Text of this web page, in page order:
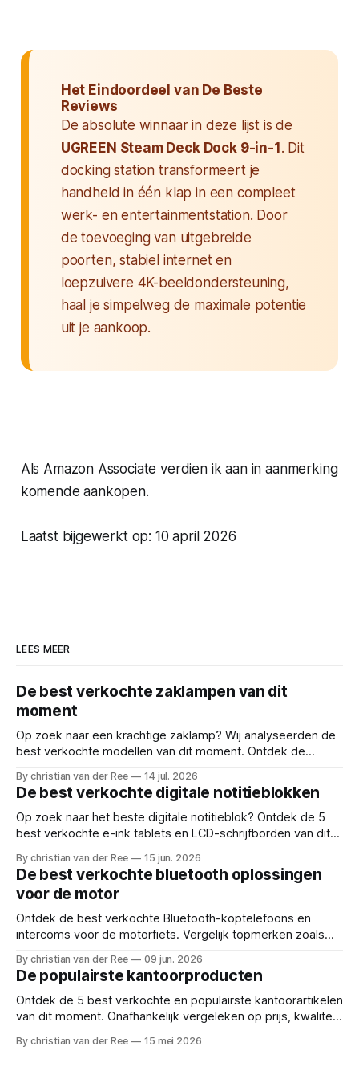
Het Eindoordeel van De Beste
Reviews
De absolute winnaar in deze lijst is de
UGREEN Steam Deck Dock 9-in-1. Dit
docking station transformeert je
handheld in één klap in een compleet
werk- en entertainmentstation. Door
de toevoeging van uitgebreide
poorten, stabiel internet en
loepzuivere 4K-beeldondersteuning,
haal je simpelweg de maximale potentie
uit je aankoop.
Als Amazon Associate verdien ik aan in aanmerking
komende aankopen.
Laatst bijgewerkt op: 10 april 2026
LEES MEER
De best verkochte zaklampen van dit
moment
Op zoek naar een krachtige zaklamp? Wij analyseerden de
best verkochte modellen van dit moment. Ontdek de
voor: oplaadbare led lamp, looplamp, zaklamp kopen,
krachtige zaklantaarn, tactische zaklamp, beste survival
lamp, uv licht urine detector,
By christian van der Ree 14 jul. 2026
De best verkochte digitale notitieblokken
Op zoek naar het beste digitale notitieblok? Ontdek de 5
best verkochte e-ink tablets en LCD-schrijfborden van dit
deals voor: digitaal notitieblok, e-ink tablet, elektronisch
schrijfblok, digitaal notitieboek, herbruikbaar notitieboek,
pape
By christian van der Ree 15 jun. 2026
De best verkochte bluetooth oplossingen
voor de motor
Ontdek de best verkochte Bluetooth-koptelefoons en
intercoms voor de motorfiets. Vergelijk topmerken zoals
Reviews en deals voor: motor intercom, bluetooth
motorheadset, motor communicatiesysteem, beste motor
headset, cardo spirit, ejeas v6 pro, lex
By christian van der Ree 09 jun. 2026
De populairste kantoorproducten
Ontdek de 5 best verkochte en populairste kantoorartikelen
van dit moment. Onafhankelijk vergeleken op prijs, kwaliteit
bureau accessoires, kantoorbenodigdheden, thuiswerkplek
By christian van der Ree 15 mei 2026